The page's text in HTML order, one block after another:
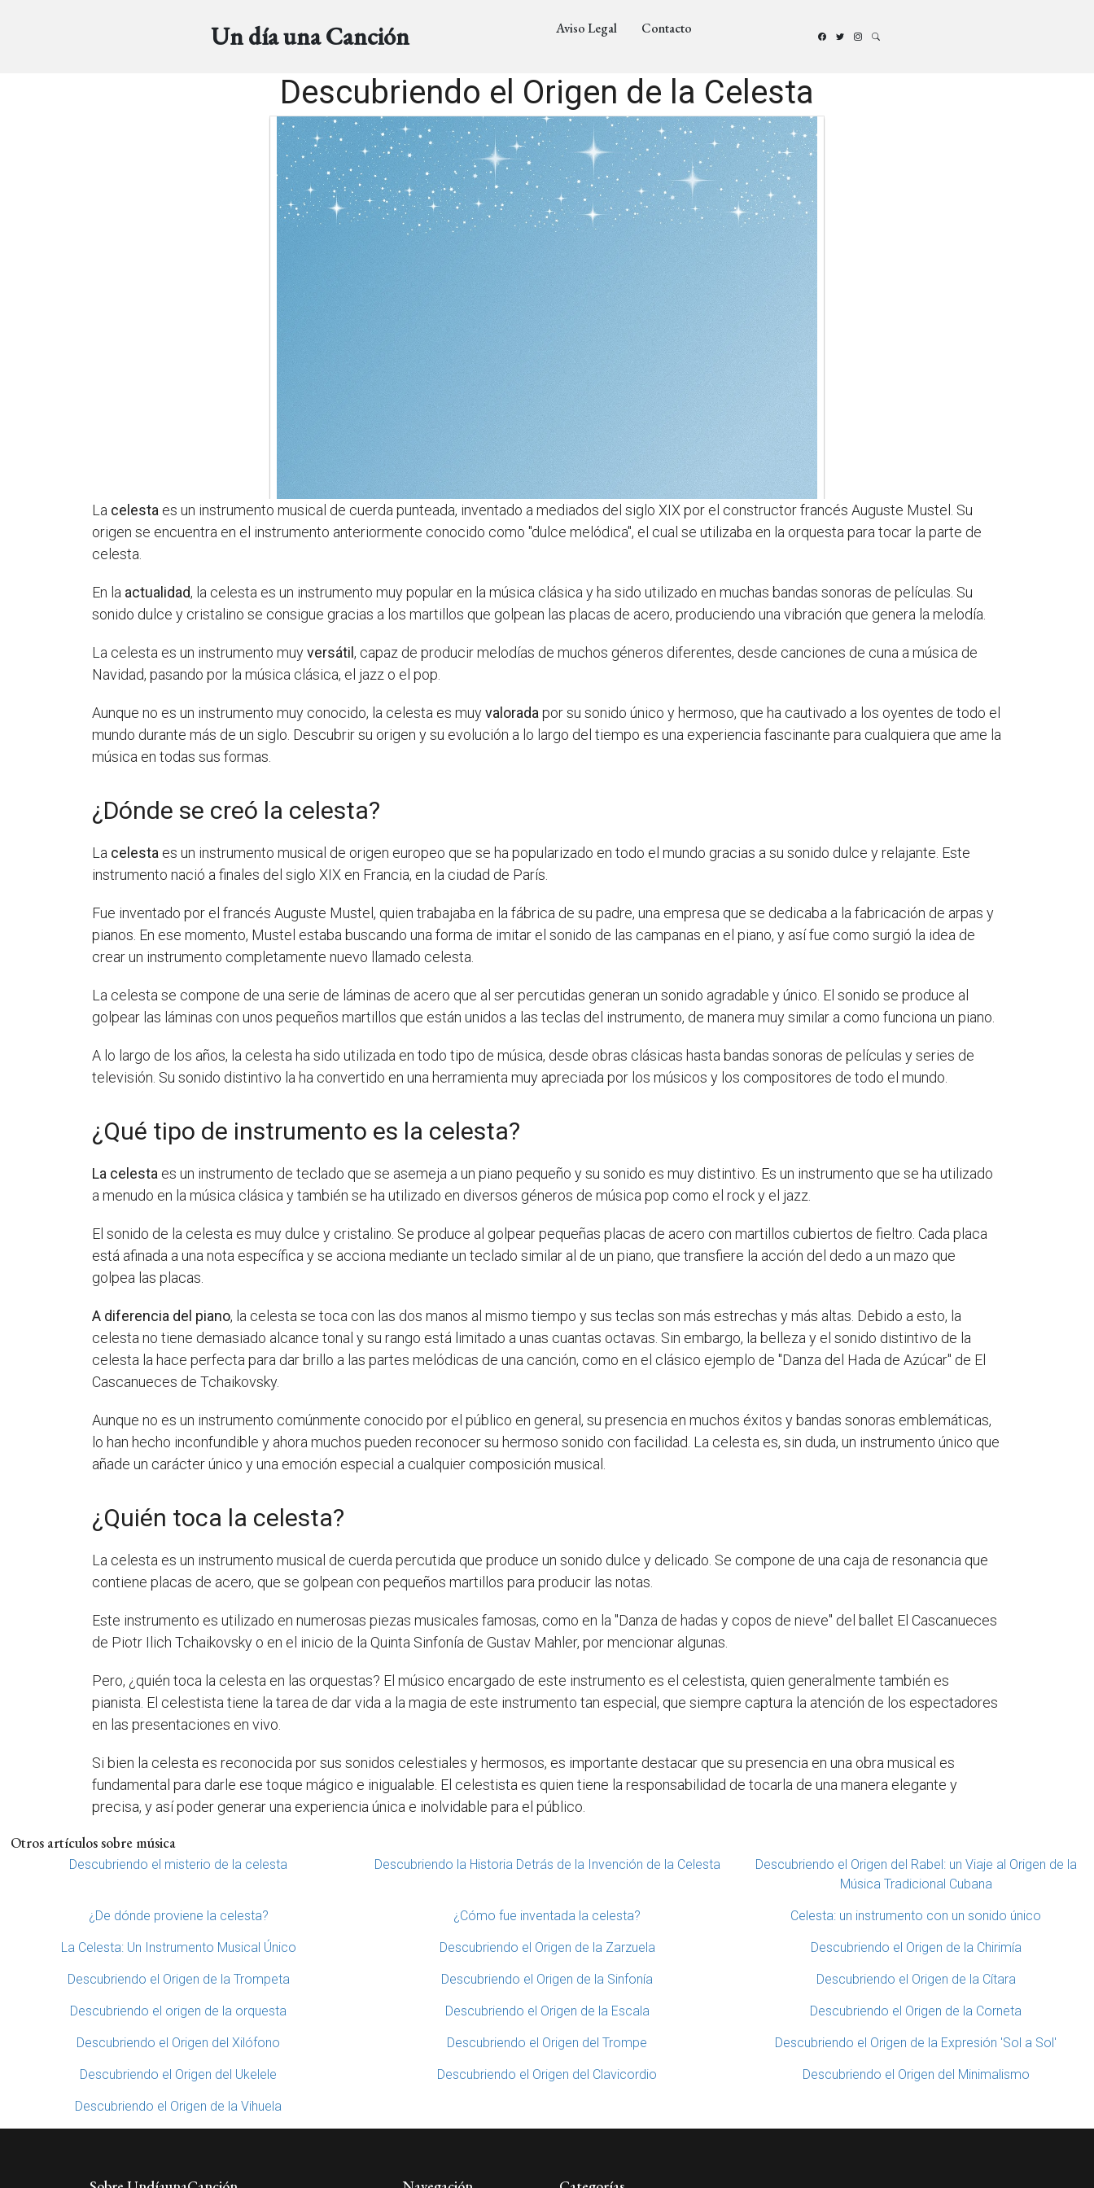
Un día una Canción Aviso Legal Contacto
Descubriendo el Origen de la Celesta
La celesta es un instrumento musical de cuerda punteada, inventado a mediados del siglo XIX por el constructor francés Auguste Mustel. Su
origen se encuentra en el instrumento anteriormente conocido como "dulce melódica", el cual se utilizaba en la orquesta para tocar la parte de
celesta.
En la actualidad, la celesta es un instrumento muy popular en la música clásica y ha sido utilizado en muchas bandas sonoras de películas. Su
sonido dulce y cristalino se consigue gracias a los martillos que golpean las placas de acero, produciendo una vibración que genera la melodía.
La celesta es un instrumento muyversátil, capaz de producir melodías de muchos géneros diferentes, desde canciones de cuna a música de
Navidad, pasando por la música clásica, el jazz o el pop.
Aunque no es un instrumento muy conocido, la celesta es muyvalorada por su sonido único y hermoso, que ha cautivado a los oyentes de todo el
mundo durante más de un siglo. Descubrir su origen y su evolución a lo largo del tiempo es una experiencia fascinante para cualquiera que ame la
música en todas sus formas.
¿Dónde se creó la celesta?
La celesta es un instrumento musical de origen europeo que se ha popularizado en todo el mundo gracias a su sonido dulce y relajante. Este
instrumento nació a finales del siglo XIX en Francia, en la ciudad de París.
Fue inventado por el francés Auguste Mustel, quien trabajaba en la fábrica de su padre, una empresa que se dedicaba a la fabricación de arpas y
pianos. En ese momento, Mustel estaba buscando una forma de imitar el sonido de las campanas en el piano, y así fue como surgió la idea de
crear un instrumento completamente nuevo llamado celesta.
La celesta se compone de una serie de láminas de acero que al ser percutidas generan un sonido agradable y único. El sonido se produce al
golpear las láminas con unos pequeños martillos que están unidos a las teclas del instrumento, de manera muy similar a como funciona un piano.
A lo largo de los años, la celesta ha sido utilizada en todo tipo de música, desde obras clásicas hasta bandas sonoras de películas y series de
televisión. Su sonido distintivo la ha convertido en una herramienta muy apreciada por los músicos y los compositores de todo el mundo.
¿Qué tipo de instrumento es la celesta?
La celesta es un instrumento de teclado que se asemeja a un piano pequeño y su sonido es muy distintivo. Es un instrumento que se ha utilizado
a menudo en la música clásica y también se ha utilizado en diversos géneros de música pop como el rock y el jazz.
El sonido de la celesta es muy dulce y cristalino. Se produce al golpear pequeñas placas de acero con martillos cubiertos de fieltro. Cada placa
está afinada a una nota específica y se acciona mediante un teclado similar al de un piano, que transfiere la acción del dedo a un mazo que
golpea las placas.
A diferencia del piano, la celesta se toca con las dos manos al mismo tiempo y sus teclas son más estrechas y más altas. Debido a esto, la
celesta no tiene demasiado alcance tonal y su rango está limitado a unas cuantas octavas. Sin embargo, la belleza y el sonido distintivo de la
celesta la hace perfecta para dar brillo a las partes melódicas de una canción, como en el clásico ejemplo de "Danza del Hada de Azúcar" de El
Cascanueces de Tchaikovsky.
Aunque no es un instrumento comúnmente conocido por el público en general, su presencia en muchos éxitos y bandas sonoras emblemáticas,
lo han hecho inconfundible y ahora muchos pueden reconocer su hermoso sonido con facilidad. La celesta es, sin duda, un instrumento único que
añade un carácter único y una emoción especial a cualquier composición musical.
¿Quién toca la celesta?
La celesta es un instrumento musical de cuerda percutida que produce un sonido dulce y delicado. Se compone de una caja de resonancia que
contiene placas de acero, que se golpean con pequeños martillos para producir las notas.
Este instrumento es utilizado en numerosas piezas musicales famosas, como en la "Danza de hadas y copos de nieve" del ballet El Cascanueces
de Piotr Ilich Tchaikovsky o en el inicio de la Quinta Sinfonía de Gustav Mahler, por mencionar algunas.
Pero, ¿quién toca la celesta en las orquestas? El músico encargado de este instrumento es el celestista, quien generalmente también es
pianista. El celestista tiene la tarea de dar vida a la magia de este instrumento tan especial, que siempre captura la atención de los espectadores
en las presentaciones en vivo.
Si bien la celesta es reconocida por sus sonidos celestiales y hermosos, es importante destacar que su presencia en una obra musical es
fundamental para darle ese toque mágico e inigualable. El celestista es quien tiene la responsabilidad de tocarla de una manera elegante y
precisa, y así poder generar una experiencia única e inolvidable para el público.
Otros artículos sobre música
Descubriendo el misterio de la celesta Descubriendo la Historia Detrás de la Invención de la Celesta
Descubriendo el Origen del Rabel: un Viaje al Origen de la
Música Tradicional Cubana
¿De dónde proviene la celesta? ¿Cómo fue inventada la celesta? Celesta: un instrumento con un sonido único
La Celesta: Un Instrumento Musical Único Descubriendo el Origen de la Zarzuela Descubriendo el Origen de la Chirimía
Descubriendo el Origen de la Trompeta Descubriendo el Origen de la Sinfonía Descubriendo el Origen de la Cítara
Descubriendo el origen de la orquesta Descubriendo el Origen de la Escala Descubriendo el Origen de la Corneta
Descubriendo el Origen del Xilófono Descubriendo el Origen del Trompe Descubriendo el Origen de la Expresión 'Sol a Sol'
Descubriendo el Origen del Ukelele Descubriendo el Origen del Clavicordio Descubriendo el Origen del Minimalismo
Descubriendo el Origen de la Vihuela